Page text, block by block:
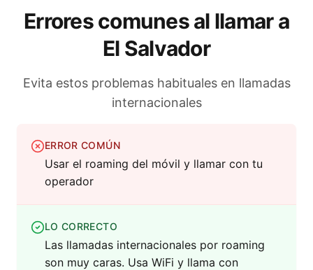
Errores comunes al llamar a
El Salvador
Evita estos problemas habituales en llamadas
internacionales
ERROR COMÚN
Usar el roaming del móvil y llamar con tu
operador
LO CORRECTO
Las llamadas internacionales por roaming
son muy caras. Usa WiFi y llama con